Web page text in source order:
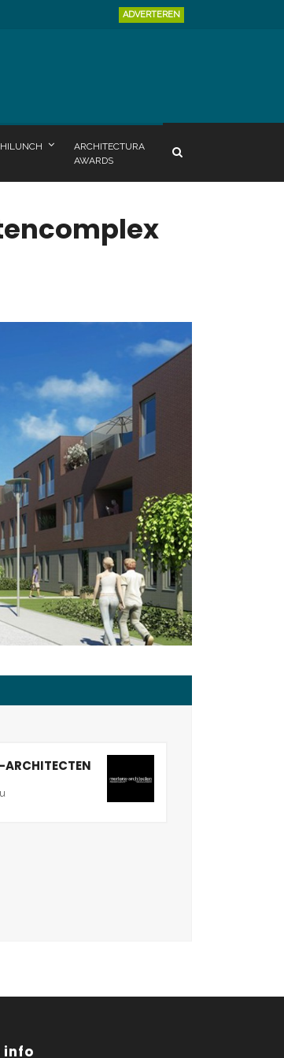
ADVERTEREN
ARCHITECTURA
AWARDS
ARCHITECTEN
info